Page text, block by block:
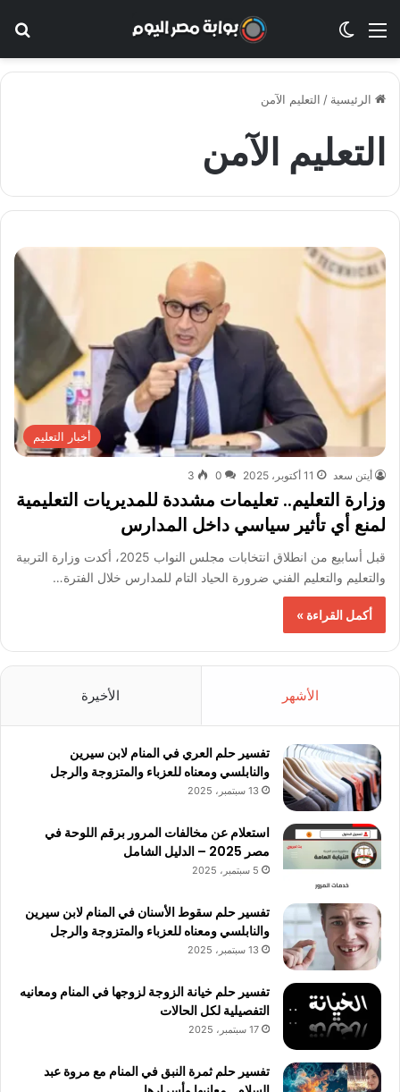
القائمة الوضع المظلم
الرئيسية / التعليم الآمن
التعليم الآمن
أخبار التعليم
أيتن سعد 11 أكتوبر، 2025 0
3
وزارة التعليم.. تعليمات مشددة للمديريات التعليمية
لمنع أي تأثير سياسي داخل المدارس
قبل أسابيع من انطلاق انتخابات مجلس النواب 2025، أكدت وزارة التربية
والتعليم والتعليم الفني ضرورة الحياد التام للمدارس خلال الفترة…
أكمل القراءة »
الأشهر الأخيرة
تفسير حلم العري في المنام لابن سيرين
والنابلسي ومعناه للعزباء والمتزوجة والرجل
13 سبتمبر، 2025
استعلام عن مخالفات المرور برقم اللوحة في
مصر 2025 – الدليل الشامل
5 سبتمبر، 2025
تفسير حلم سقوط الأسنان في المنام لابن سيرين
والنابلسي ومعناه للعزباء والمتزوجة والرجل
13 سبتمبر، 2025
تفسير حلم خيانة الزوجة لزوجها في المنام ومعانيه
التفصيلية لكل الحالات
17 سبتمبر، 2025
تفسير حلم ثمرة النبق في المنام مع مروة عبد